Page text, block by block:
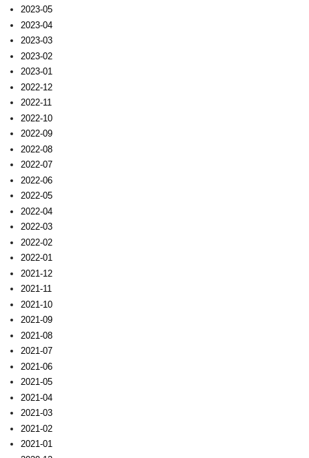
2023-05
2023-04
2023-03
2023-02
2023-01
2022-12
2022-11
2022-10
2022-09
2022-08
2022-07
2022-06
2022-05
2022-04
2022-03
2022-02
2022-01
2021-12
2021-11
2021-10
2021-09
2021-08
2021-07
2021-06
2021-05
2021-04
2021-03
2021-02
2021-01